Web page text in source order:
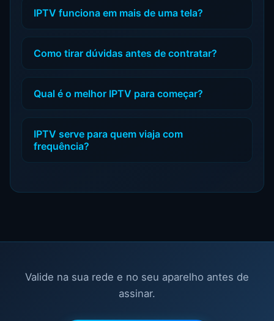
IPTV funciona em mais de uma tela?
Como tirar dúvidas antes de contratar?
Qual é o melhor IPTV para começar?
IPTV serve para quem viaja com
frequência?
Valide na sua rede e no seu aparelho antes de
assinar.